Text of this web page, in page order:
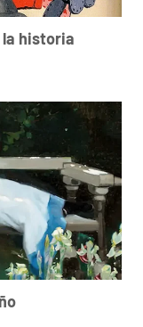
la historia